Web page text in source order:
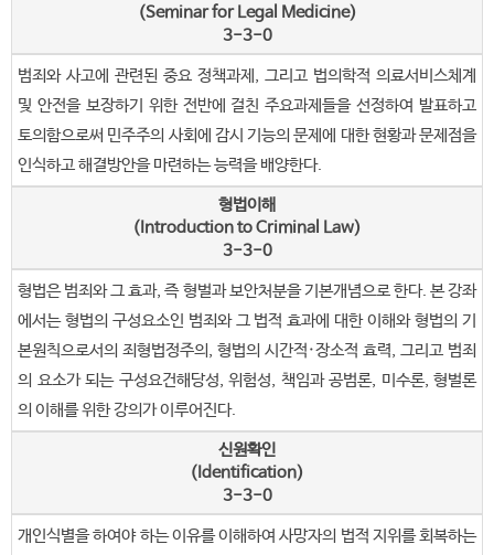
(Seminar for Legal Medicine)
3-3-0
범죄와 사고에 관련된 중요 정책과제, 그리고 법의학적 의료서비스체계
및 안전을 보장하기 위한 전반에 걸친 주요과제들을 선정하여 발표하고
토의함으로써 민주주의 사회에 감시 기능의 문제에 대한 현황과 문제점을
인식하고 해결방안을 마련하는 능력을 배양한다.
형법이해
(Introduction to Criminal Law)
3-3-0
형법은 범죄와 그 효과, 즉 형벌과 보안처분을 기본개념으로 한다. 본 강좌
에서는 형법의 구성요소인 범죄와 그 법적 효과에 대한 이해와 형법의 기
본원칙으로서의 죄형법정주의, 형법의 시간적·장소적 효력, 그리고 범죄
의 요소가 되는 구성요건해당성, 위험성, 책임과 공범론, 미수론, 형벌론
의 이해를 위한 강의가 이루어진다.
신원확인
(Identification)
3-3-0
개인식별을 하여야 하는 이유를 이해하여 사망자의 법적 지위를 회복하는